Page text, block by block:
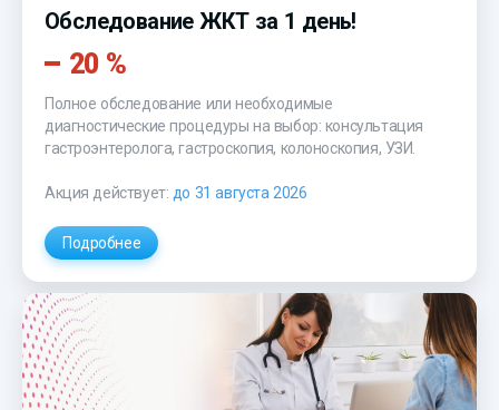
Обследование ЖКТ за 1 день!
20 %
Полное обследование или необходимые
диагностические процедуры на выбор: консультация
гастроэнтеролога, гастроскопия, колоноскопия, УЗИ.
Акция действует: до 31 августа 2026
Подробнее